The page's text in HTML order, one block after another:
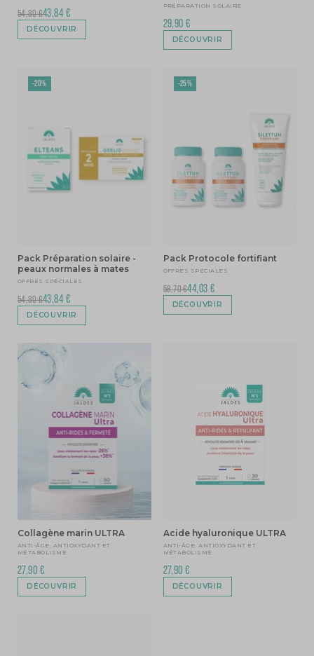
54,80 €43,84 €
DÉCOUVRIR
PRÉPARATION SOLAIRE
29,90 €
DÉCOUVRIR
Pack Préparation solaire -
peaux normales à mates
OFFRES SPÉCIALES
54,80 €43,84 €
DÉCOUVRIR
-20%
Pack Protocole fortifiant
OFFRES SPÉCIALES
58,70 €44,03 €
DÉCOUVRIR
-25%
Collagène marin ULTRA
ANTI-ÂGE, ANTIOXYDANT ET
MÉTABOLISME
27,90 €
DÉCOUVRIR
Acide hyaluronique ULTRA
ANTI-ÂGE, ANTIOXYDANT ET
MÉTABOLISME
27,90 €
DÉCOUVRIR